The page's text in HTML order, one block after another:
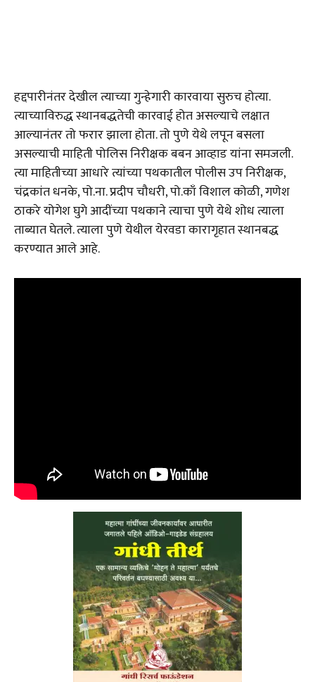
हद्दपारीनंतर देखील त्याच्या गुन्हेगारी कारवाया सुरुच होत्या.
त्याच्याविरुद्ध स्थानबद्धतेची कारवाई होत असल्याचे लक्षात
आल्यानंतर तो फरार झाला होता. तो पुणे येथे लपून बसला
असल्याची माहिती पोलिस निरीक्षक बबन आव्हाड यांना समजली.
त्या माहितीच्या आधारे त्यांच्या पथकातील पोलीस उप निरीक्षक,
चंद्रकांत धनके, पो.ना. प्रदीप चौधरी, पो.काँ विशाल कोळी, गणेश
ठाकरे योगेश घुगे आदींच्या पथकाने त्याचा पुणे येथे शोध त्याला
ताब्यात घेतले. त्याला पुणे येथील येरवडा कारागृहात स्थानबद्ध
करण्यात आले आहे.